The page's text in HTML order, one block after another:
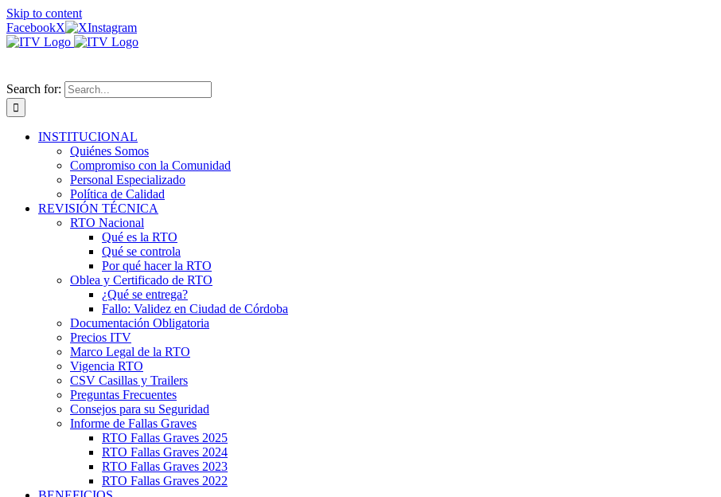
Skip to content
FacebookX Instagram
Search for:
INSTITUCIONAL
Quiénes Somos
Compromiso con la Comunidad
Personal Especializado
Política de Calidad
REVISIÓN TÉCNICA
RTO Nacional
Qué es la RTO
Qué se controla
Por qué hacer la RTO
Oblea y Certificado de RTO
¿Qué se entrega?
Fallo: Validez en Ciudad de Córdoba
Documentación Obligatoria
Precios ITV
Marco Legal de la RTO
Vigencia RTO
CSV Casillas y Trailers
Preguntas Frecuentes
Consejos para su Seguridad
Informe de Fallas Graves
RTO Fallas Graves 2025
RTO Fallas Graves 2024
RTO Fallas Graves 2023
RTO Fallas Graves 2022